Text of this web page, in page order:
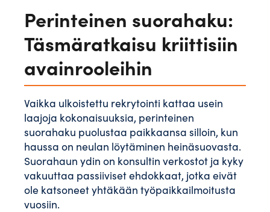
Perinteinen suorahaku:
Täsmäratkaisu kriittisiin
avainrooleihin
Vaikka ulkoistettu rekrytointi kattaa usein
laajoja kokonaisuuksia, perinteinen
suorahaku puolustaa paikkaansa silloin, kun
haussa on neulan löytäminen heinäsuovasta.
Suorahaun ydin on konsultin verkostot ja kyky
vakuuttaa passiiviset ehdokkaat, jotka eivät
ole katsoneet yhtäkään työpaikkailmoitusta
vuosiin.